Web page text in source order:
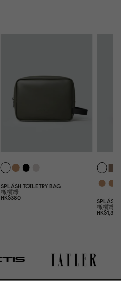
SPLÄSH TOILETRY BAG
橄欖綠
HK$380
SPLÄSH
橄欖綠
HK$1,32